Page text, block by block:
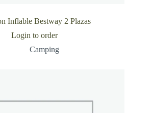
Inflable Bestway 2 Plazas
Login to order
Camping